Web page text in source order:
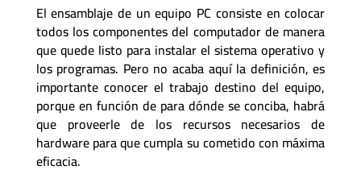
El ensamblaje de un equipo PC consiste en colocar
todos los componentes del computador de manera
que quede listo para instalar el sistema operativo y
los programas. Pero no acaba aquí la definición, es
importante conocer el trabajo destino del equipo,
porque en función de para dónde se conciba, habrá
que proveerle de los recursos necesarios de
hardware para que cumpla su cometido con máxima
eficacia.